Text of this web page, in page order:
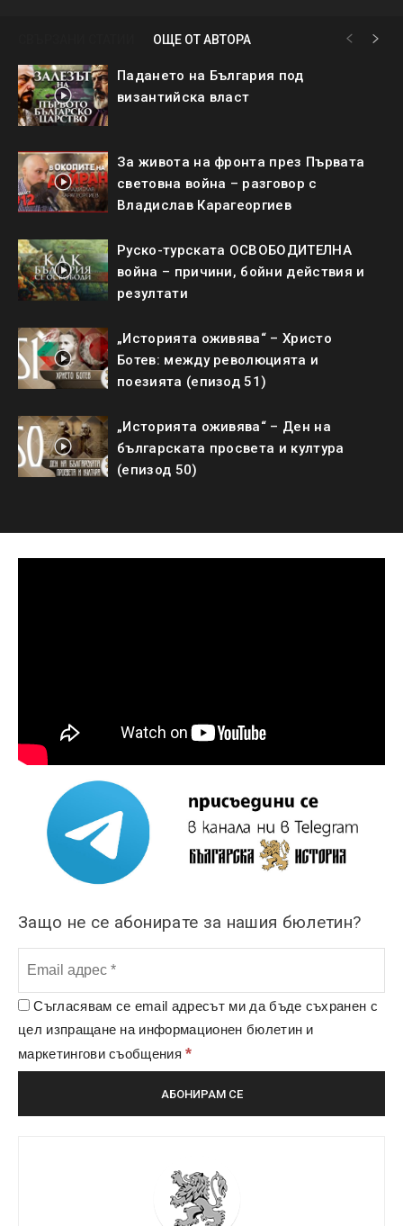
ОЩЕ ОТ АВТОРА
Падането на България под
византийска власт
За живота на фронта през Първата
световна война – разговор с
Владислав Карагеоргиев
Руско-турската ОСВОБОДИТЕЛНА
война – причини, бойни действия и
резултати
„Историята оживява“ – Христо
Ботев: между революцията и
поезията (епизод 51)
„Историята оживява“ – Ден на
българската просвета и култура
(епизод 50)
Защо не се абонирате за нашия бюлетин?
Съгласявам се email адресът ми да бъде съхранен с
цел изпращане на информационен бюлетин и
маркетингови съобщения*